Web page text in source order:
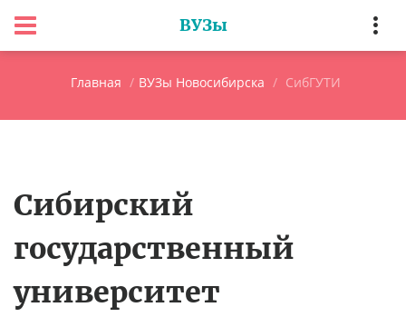
ВУЗы
Главная ВУЗы Новосибирска СибГУТИ
Сибирский
государственный
университет